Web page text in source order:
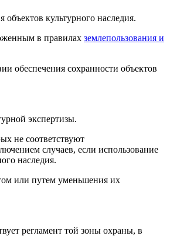
культурного наследия.
в правилах землепользования и
обеспечения сохранности объектов
экспертизы.
не соответствуют
случаев, если использование
наследия.
или путем уменьшения их
регламент той зоны охраны, в